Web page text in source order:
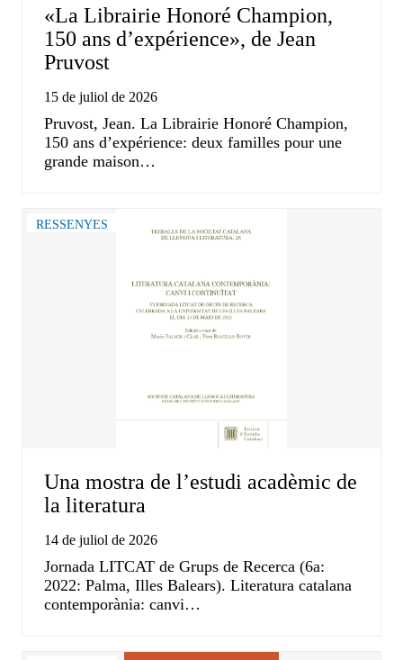
«La Librairie Honoré Champion,
150 ans d’expérience», de Jean
Pruvost
15 de juliol de 2026
Pruvost, Jean. La Librairie Honoré Champion,
150 ans d’expérience: deux familles pour une
grande maison…
RESSENYES
Una mostra de l’estudi acadèmic de
la literatura
14 de juliol de 2026
Jornada LITCAT de Grups de Recerca (6a:
2022: Palma, Illes Balears). Literatura catalana
contemporània: canvi…